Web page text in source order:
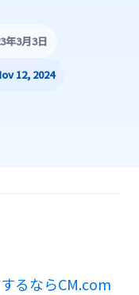
年3月3日
12, 2024
るならCM.com